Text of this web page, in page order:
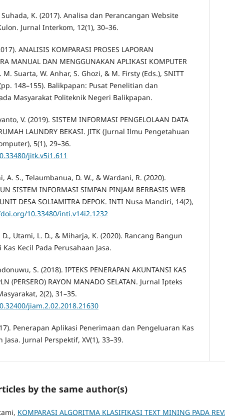
K. (2017). Analisa dan Perancangan Website
Jurnal Interkom, 12(1), 30–36.
ANALISIS KOMPARASI PROSES LAPORAN
MANUAL DAN MENGGUNAKAN APLIKASI KOMPUTER
M. Suarta, W. Anhar, S. Ghozi, & M. Firsty (Eds.), SNITT
(pp. 148–155). Balikpapan: Pusat Penelitian dan
Masyarakat Politeknik Negeri Balikpapan.
V. (2019). SISTEM INFORMASI PENGELOLAAN DATA
LAUNDRY BEKASI. JITK (Jurnal Ilmu Pengetahuan
5(1), 29–36.
jitk.v5i1.611
A. S., Telaumbanua, D. W., & Wardani, R. (2020).
SISTEM INFORMASI SIMPAN PINJAM BERBASIS WEB
UNIT DESA SOLIAMITRA DEPOK. INTI Nusa Mandiri, 14(2),
10.33480/inti.v14i2.1232
D., Utami, L. D., & Miharja, K. (2020). Rancang Bangun
Kecil Pada Perusahaan Jasa.
S. (2018). IPTEKS PENERAPAN AKUNTANSI KAS
(PERSERO) RAYON MANADO SELATAN. Jurnal Ipteks
2(2), 31–35.
jiam.2.02.2018.21630
Penerapan Aplikasi Penerimaan dan Pengeluaran Kas
Jasa. Jurnal Perspektif, XV(1), 33–39.
by the same author(s)
KOMPARASI ALGORITMA KLASIFIKASI TEXT MINING PADA